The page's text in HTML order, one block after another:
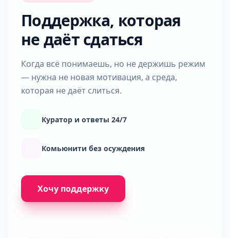
Поддержка, которая
не даёт сдаться
Когда всё понимаешь, но не держишь режим
— нужна не новая мотивация, а среда,
которая не даёт слиться.
Куратор и ответы 24/7
Комьюнити без осуждения
Хочу поддержку
Двое детей и работа, думала времени нет от слова
совсем. Нашла 20 минут утром пока все спят. Уже
второй месяц, ни одной не пропустила!